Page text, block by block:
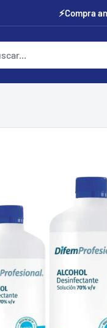
⚡Compra